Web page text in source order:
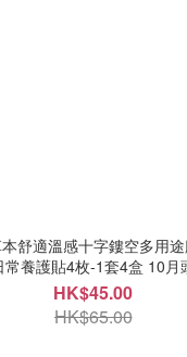
舒適溫感十字鏤空多用
常養護貼4枚-1套4盒 10月
HK$45.00
HK$65.00